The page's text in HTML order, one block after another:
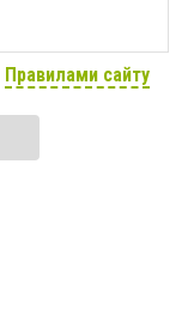
Правилами сайту